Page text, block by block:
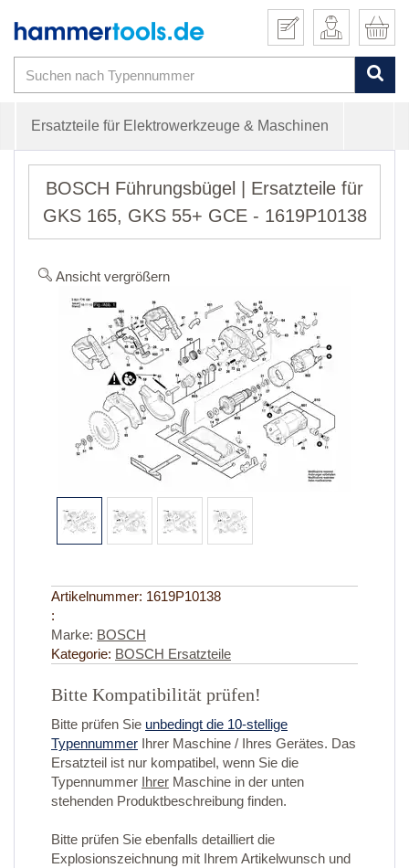
Ersatzteile für Elektrowerkzeuge & Maschinen
BOSCH Führungsbügel | Ersatzteile für
GKS 165, GKS 55+ GCE - 1619P10138
Ansicht vergrößern
Artikelnummer: 1619P10138
:
Marke: BOSCH
Kategorie: BOSCH Ersatzteile
Bitte Kompatibilität prüfen!
Bitte prüfen Sie unbedingt die 10-stellige
Typennummer Ihrer Maschine / Ihres Gerätes. Das
Ersatzteil ist nur kompatibel, wenn Sie die
Typennummer Ihrer Maschine in der unten
stehenden Produktbeschreibung finden.
Bitte prüfen Sie ebenfalls detailliert die
Explosionszeichnung mit Ihrem Artikelwunsch und